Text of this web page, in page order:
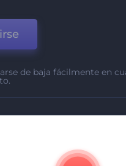
de baja fácilmente en